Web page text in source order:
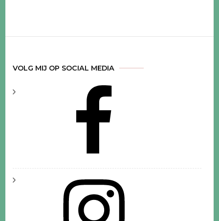
VOLG MIJ OP SOCIAL MEDIA